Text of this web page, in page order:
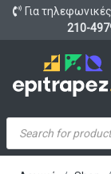
Για
210-
Products
search